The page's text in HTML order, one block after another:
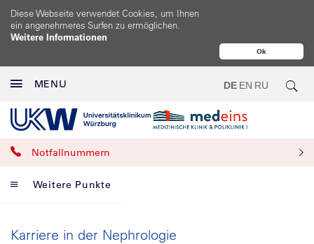
Ok
Diese Webseite verwendet Cookies, um Ihnen
ein angenehmeres Surfen zu ermöglichen.
Weitere Informationen
MENU DE EN RU
Notfallnummern
Weitere Punkte
Karriere in der Nephrologie